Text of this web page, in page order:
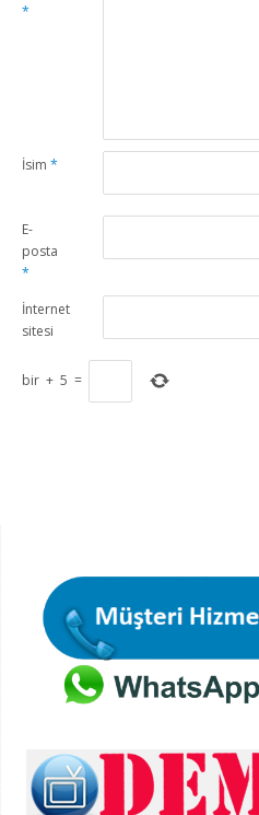
*
İsim*
E-
posta
*
İnternet
sitesi
bir + 5 =